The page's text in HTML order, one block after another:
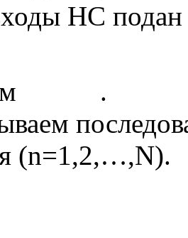
НС
.
(n=1,2,…,N).